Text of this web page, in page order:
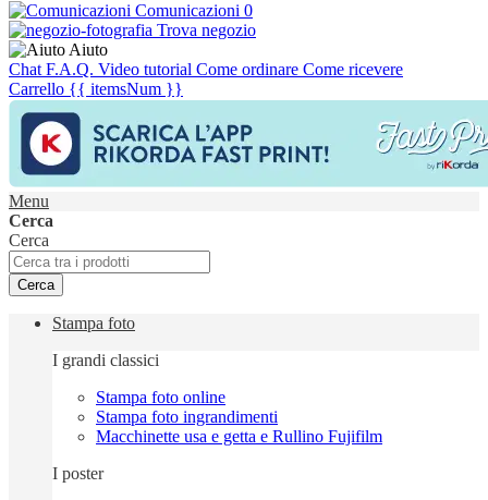
Comunicazioni 0
Trova negozio
Aiuto
Chat F.A.Q. Video tutorial Come ordinare Come ricevere
Carrello {{ itemsNum }}
Menu
Cerca
Cerca
Cerca
Stampa foto
I grandi classici
Stampa foto online
Stampa foto ingrandimenti
Macchinette usa e getta e Rullino Fujifilm
I poster